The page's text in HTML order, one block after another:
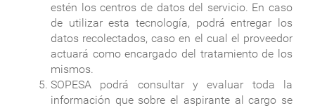
estén los centros de datos del servicio. En caso
de utilizar esta tecnología, podrá entregar los
datos recolectados, caso en el cual el proveedor
actuará como encargado del tratamiento de los
mismos.
SOPESA podrá consultar y evaluar toda la
información que sobre el aspirante al cargo se